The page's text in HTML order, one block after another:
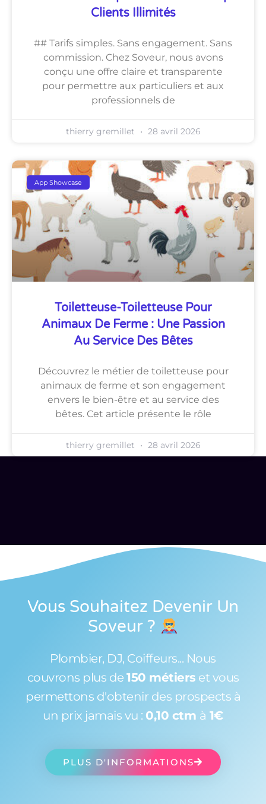
Clients Illimités
## Tarifs simples. Sans engagement. Sans
commission. Chez Soveur, nous avons
conçu une offre claire et transparente
pour permettre aux particuliers et aux
professionnels de
thierry gremillet 28 avril 2026
App Showcase
Toiletteuse-Toiletteuse Pour
Animaux De Ferme : Une Passion
Au Service Des Bêtes
Découvrez le métier de toiletteuse pour
animaux de ferme et son engagement
envers le bien-être et au service des
bêtes. Cet article présente le rôle
thierry gremillet 28 avril 2026
Vous Souhaitez Devenir Un
Soveur ?
Plombier, DJ, Coiffeurs... Nous
couvrons plus de 150 métiers et vous
permettons d'obtenir des prospects à
un prix jamais vu : 0,10 ctm à 1€
PLUS D'INFORMATIONS